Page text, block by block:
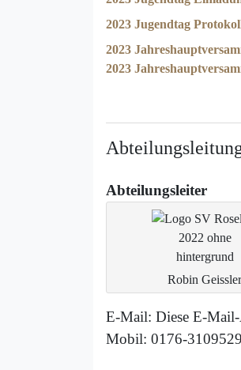
2023 Jugendtag
2023
2023
Abteilungsleiter
Robin Geissler
E-Mail: Diese E-Mail-
Mobil: 0176-